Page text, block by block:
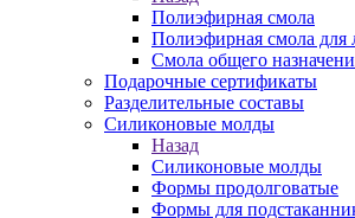
Полиэфирная смола
Полиэфирная смола для
Смола общего
Подарочные сертификаты
Разделительные составы
Силиконовые молды
Назад
Силиконовые молды
Формы продолговатые
Формы для